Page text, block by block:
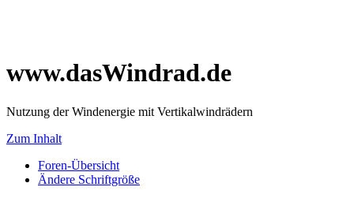
www.dasWindrad.de
Nutzung der Windenergie mit Vertikalwindrädern
Zum Inhalt
Foren-Übersicht
Ändere Schriftgröße